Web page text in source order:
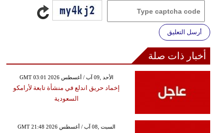
أرسل التعليق
أخبار ذات صلة
GMT 03:01 2026 الأحد ,09 آب / أغسطس
إخماد حريق اندلع في منشأة تابعة لأرامكو
السعودية
GMT 21:48 2026 السبت ,08 آب / أغسطس